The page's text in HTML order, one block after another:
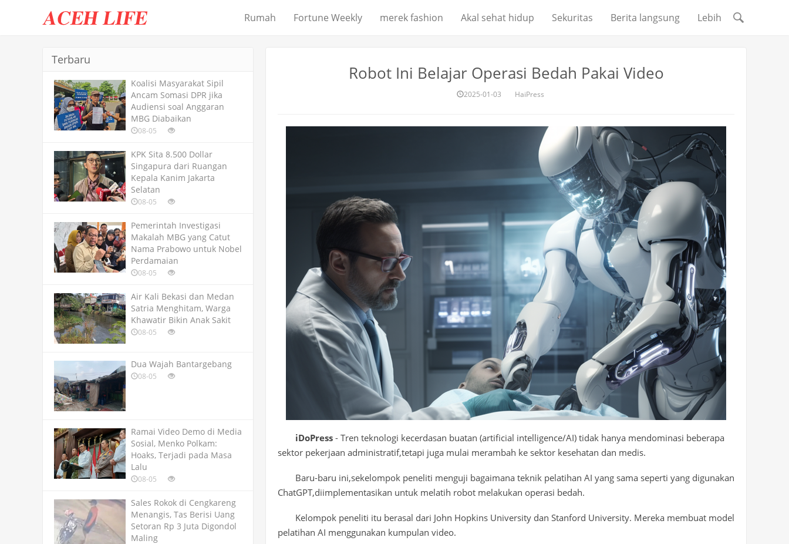
Rumah Fortune Weekly merek fashion Akal sehat hidup Sekuritas Berita langsung Lebih
Terbaru
Koalisi Masyarakat Sipil
Ancam Somasi DPR jika
Audiensi soal Anggaran
MBG Diabaikan
08-05
KPK Sita 8.500 Dollar
Singapura dari Ruangan
Kepala Kanim Jakarta
Selatan
08-05
Pemerintah Investigasi
Makalah MBG yang Catut
Nama Prabowo untuk Nobel
Perdamaian
08-05
Air Kali Bekasi dan Medan
Satria Menghitam, Warga
Khawatir Bikin Anak Sakit
08-05
Dua Wajah Bantargebang
08-05
Ramai Video Demo di Media
Sosial, Menko Polkam:
Hoaks, Terjadi pada Masa
Lalu
08-05
Sales Rokok di Cengkareng
Menangis, Tas Berisi Uang
Setoran Rp 3 Juta Digondol
Maling
Robot Ini Belajar Operasi Bedah Pakai Video
2025-01-03 HaiPress
iDoPress - Tren teknologi kecerdasan buatan (artificial intelligence/AI) tidak hanya mendominasi beberapa
sektor pekerjaan administratif,tetapi juga mulai merambah ke sektor kesehatan dan medis.
Baru-baru ini,sekelompok peneliti menguji bagaimana teknik pelatihan AI yang sama seperti yang digunakan
ChatGPT,diimplementasikan untuk melatih robot melakukan operasi bedah.
Kelompok peneliti itu berasal dari John Hopkins University dan Stanford University. Mereka membuat model
pelatihan AI menggunakan kumpulan video.